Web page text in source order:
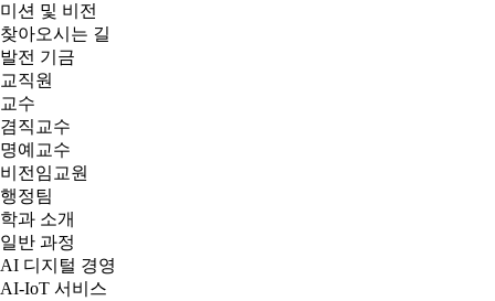
미션 및 비전
찾아오시는 길
발전 기금
교직원
교수
겸직교수
명예교수
비전임교원
행정팀
학과 소개
일반 과정
AI 디지털 경영
AI-IoT 서비스